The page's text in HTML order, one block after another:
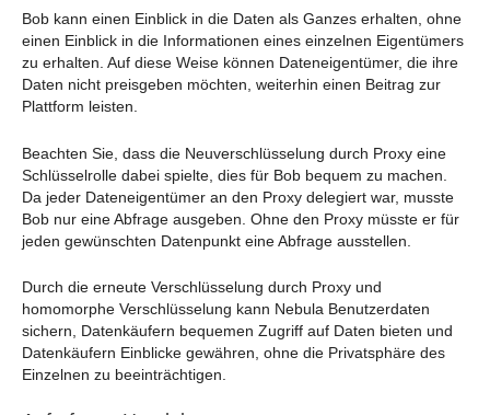
Bob kann einen Einblick in die Daten als Ganzes erhalten, ohne
einen Einblick in die Informationen eines einzelnen Eigentümers
zu erhalten. Auf diese Weise können Dateneigentümer, die ihre
Daten nicht preisgeben möchten, weiterhin einen Beitrag zur
Plattform leisten.
Beachten Sie, dass die Neuverschlüsselung durch Proxy eine
Schlüsselrolle dabei spielte, dies für Bob bequem zu machen.
Da jeder Dateneigentümer an den Proxy delegiert war, musste
Bob nur eine Abfrage ausgeben. Ohne den Proxy müsste er für
jeden gewünschten Datenpunkt eine Abfrage ausstellen.
Durch die erneute Verschlüsselung durch Proxy und
homomorphe Verschlüsselung kann Nebula Benutzerdaten
sichern, Datenkäufern bequemen Zugriff auf Daten bieten und
Datenkäufern Einblicke gewähren, ohne die Privatsphäre des
Einzelnen zu beeinträchtigen.